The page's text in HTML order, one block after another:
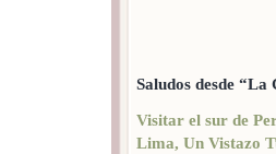
Saludos desde “La
Visitar el sur de
Lima, Un Vistazo